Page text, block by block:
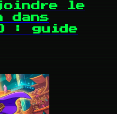
le
dans
: guide